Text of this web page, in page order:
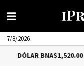
7/8/2026
BNA$1,520.00